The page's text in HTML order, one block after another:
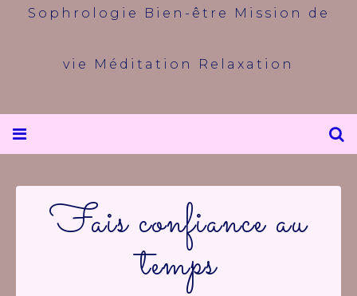
Sophrologie Bien-être Mission de
vie Méditation Relaxation
Fais confiance au
temps